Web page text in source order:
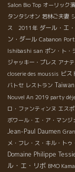
Salon Bio Top オーリック
タンタシオン 若林ご夫妻
ス 2011年 ダール・エ
ン・ダール Cabanon
Ishibashi san ポン・ト・
ジャッキー・プレス アナ
closerie des moussis ビス
バトセ レストラン
Nouvel An 2019 party
ロ・ファンティンヌ エス
ボワール・エ・ア・マンジ
Jean-Paul Daumen
メ・フレ・ス・キル・トゥ
Domaine Philippe
ル・エ・リボ BMO